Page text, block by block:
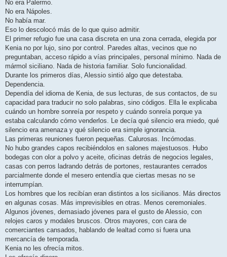
No era Palermo.
No era Nápoles.
No había mar.
Eso lo descolocó más de lo que quiso admitir.
El primer refugio fue una casa discreta en una zona cerrada, elegida por
Kenia no por lujo, sino por control. Paredes altas, vecinos que no
preguntaban, acceso rápido a vías principales, personal mínimo. Nada de
mármol siciliano. Nada de historia familiar. Solo funcionalidad.
Durante los primeros días, Alessio sintió algo que detestaba.
Dependencia.
Dependía del idioma de Kenia, de sus lecturas, de sus contactos, de su
capacidad para traducir no solo palabras, sino códigos. Ella le explicaba
cuándo un hombre sonreía por respeto y cuándo sonreía porque ya
estaba calculando cómo venderlos. Le decía qué silencio era miedo, qué
silencio era amenaza y qué silencio era simple ignorancia.
Las primeras reuniones fueron pequeñas. Calurosas. Incómodas.
No hubo grandes capos recibiéndolos en salones majestuosos. Hubo
bodegas con olor a polvo y aceite, oficinas detrás de negocios legales,
casas con perros ladrando detrás de portones, restaurantes cerrados
parcialmente donde el mesero entendía que ciertas mesas no se
interrumpían.
Los hombres que los recibían eran distintos a los sicilianos. Más directos
en algunas cosas. Más imprevisibles en otras. Menos ceremoniales.
Algunos jóvenes, demasiado jóvenes para el gusto de Alessio, con
relojes caros y modales bruscos. Otros mayores, con cara de
comerciantes cansados, hablando de lealtad como si fuera una
mercancía de temporada.
Kenia no les ofrecía mitos.